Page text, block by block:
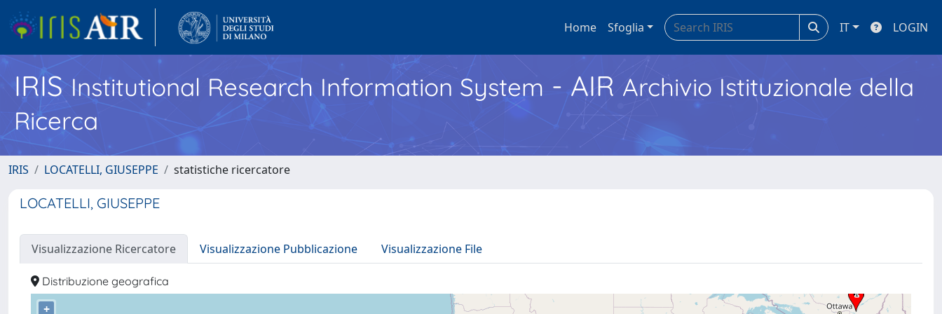
Home Sfoglia IT LOGIN
IRISInstitutional Research Information System - AIR Archivio Istituzionale della
Ricerca
IRIS LOCATELLI, GIUSEPPE statistiche ricercatore
LOCATELLI, GIUSEPPE
Visualizzazione Ricercatore Visualizzazione Pubblicazione Visualizzazione File
Distribuzione geografica
+